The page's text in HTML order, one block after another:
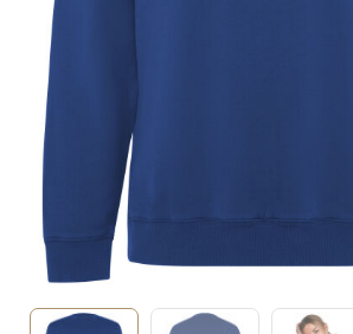
Voor de bouw
Zomergeschenken
Zomerpakketten